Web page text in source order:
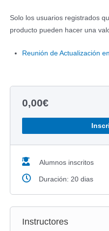
Solo los usuarios registrados
producto pueden hacer una
Reunión de Actualización
0,00€
Alumnos inscritos
Duración: 20 dias
Instructores